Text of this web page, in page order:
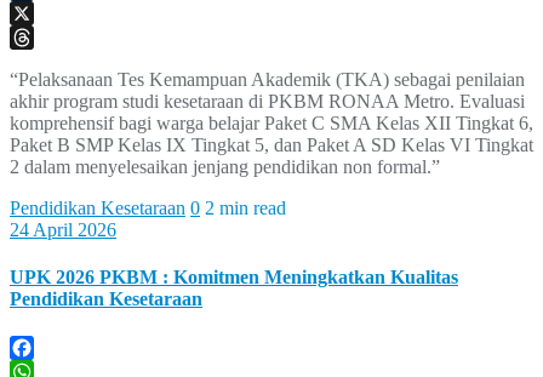
Tumblr
X
“Pelaksanaan Tes Kemampuan Akademik (TKA) sebagai penilaian
akhir program studi kesetaraan di PKBM RONAA Metro. Evaluasi
komprehensif bagi warga belajar Paket C SMA Kelas XII Tingkat 6,
Paket B SMP Kelas IX Tingkat 5, dan Paket A SD Kelas VI Tingkat
2 dalam menyelesaikan jenjang pendidikan non formal.”
Pendidikan Kesetaraan 0 2 min read
24 April 2026
UPK 2026 PKBM : Komitmen Meningkatkan Kualitas
Pendidikan Kesetaraan
Facebook